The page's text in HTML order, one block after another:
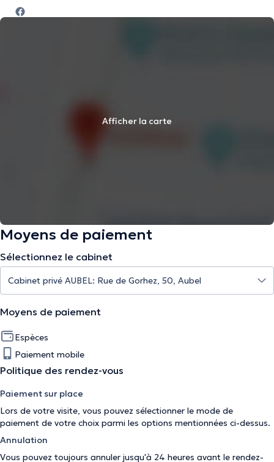
Afficher la carte
Moyens de paiement
Sélectionnez le cabinet
Moyens de paiement
Espèces
Paiement mobile
Politique des rendez-vous
Paiement sur place
Lors de votre visite, vous pouvez sélectionner le mode de
paiement de votre choix parmi les options mentionnées ci-dessus.
Annulation
Vous pouvez toujours annuler jusqu'à 24 heures avant le rendez-